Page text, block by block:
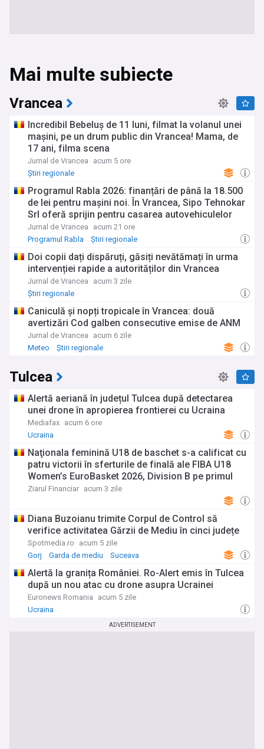
Mai multe subiecte
Vrancea
Incredibil Bebeluș de 11 luni, filmat la volanul unei
mașini, pe un drum public din Vrancea! Mama, de
17 ani, filma scena
Jurnal de Vrancea
acum 5 ore
Știri regionale
Programul Rabla 2026: finanțări de până la 18.500
de lei pentru mașini noi. În Vrancea, Sipo Tehnokar
Srl oferă sprijin pentru casarea autovehiculelor
Jurnal de Vrancea
acum 21 ore
Programul Rabla
Știri regionale
Doi copii dați dispăruți, găsiți nevătămați în urma
intervenției rapide a autorităților din Vrancea
Jurnal de Vrancea
acum 3 zile
Știri regionale
Caniculă și nopți tropicale în Vrancea: două
avertizări Cod galben consecutive emise de ANM
Jurnal de Vrancea
acum 6 zile
Meteo
Știri regionale
Tulcea
Alertă aeriană în județul Tulcea după detectarea
unei drone în apropierea frontierei cu Ucraina
Mediafax acum 6 ore
Ucraina
Naţionala feminină U18 de baschet s-a calificat cu
patru victorii în sferturile de finală ale FIBA U18
Women’s EuroBasket 2026, Division B pe primul
loc în Grupa A. Vineri joacă la Tulcea împotriva
Ziarul Financiar acum 3 zile
Diana Buzoianu trimite Corpul de Control să
verifice activitatea Gărzii de Mediu în cinci județe
Spotmedia.ro
acum 5 zile
Gorj
Garda de mediu Suceava
Alertă la granița României. Ro-Alert emis în Tulcea
după un nou atac cu drone asupra Ucrainei
Euronews Romania
acum 5 zile
Ucraina
ADVERTISEMENT